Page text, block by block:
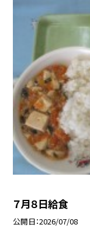
７月８日給食
公開日 2026/07/08